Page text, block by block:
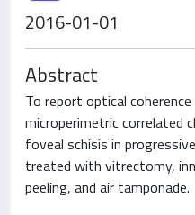
2016-01-01
Abstract
To report optical
microperimetric correlated
foveal schisis in
treated with vitrectomy,
peeling, and air tamponade.